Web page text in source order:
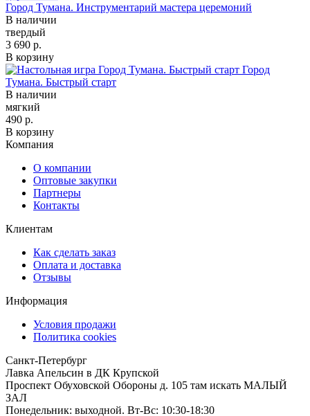
Город Тумана. Инструментарий мастера церемоний
В наличии
твердый
3 690 р.
В корзину
Город
Тумана. Быстрый старт
В наличии
мягкий
490 р.
В корзину
Компания
О компании
Оптовые закупки
Партнеры
Контакты
Клиентам
Как сделать заказ
Оплата и доставка
Отзывы
Информация
Условия продажи
Политика cookies
Санкт-Петербург
Лавка Апельсин в ДК Крупской
Проспект Обуховской Обороны д. 105 там искать МАЛЫЙ
ЗАЛ
Понедельник: выходной. Вт-Вс: 10:30-18:30